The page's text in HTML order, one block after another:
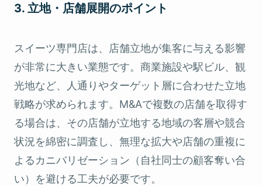
3. 立地・店舗展開のポイント
スイーツ専門店は、店舗立地が集客に与える影響
が非常に大きい業態です。商業施設や駅ビル、観
光地など、人通りやターゲット層に合わせた立地
戦略が求められます。M&Aで複数の店舗を取得す
る場合は、その店舗が立地する地域の客層や競合
状況を綿密に調査し、無理な拡大や店舗の重複に
よるカニバリゼーション（自社同士の顧客奪い合
い）を避ける工夫が必要です。